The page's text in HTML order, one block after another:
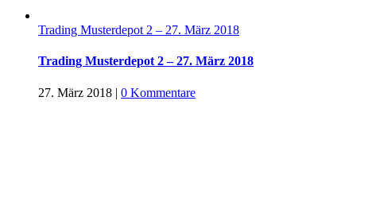
Trading Musterdepot 2 – 27. März 2018
Trading Musterdepot 2 – 27. März 2018
27. März 2018 | 0 Kommentare